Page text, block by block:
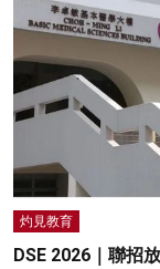
灼見教育
DSE 2026｜聯招